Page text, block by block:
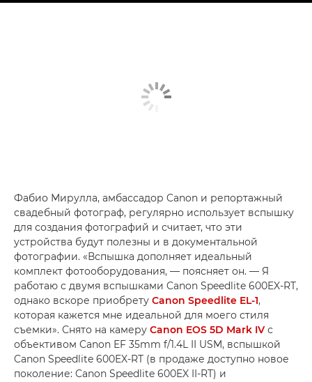
Фабио Мирулла, амбассадор Canon и репортажный
свадебный фотограф, регулярно использует вспышку
для создания фотографий и считает, что эти
устройства будут полезны и в документальной
фотографии. «Вспышка дополняет идеальный
комплект фотооборудования, — поясняет он. — Я
работаю с двумя вспышками Canon Speedlite 600EX-RT,
однако вскоре приобрету Canon Speedlite EL-1,
которая кажется мне идеальной для моего стиля
съемки». Снято на камеру Canon EOS 5D Mark IV с
объективом Canon EF 35mm f/1.4L II USM, вспышкой
Canon Speedlite 600EX-RT (в продаже доступно новое
поколение: Canon Speedlite 600EX II-RT) и